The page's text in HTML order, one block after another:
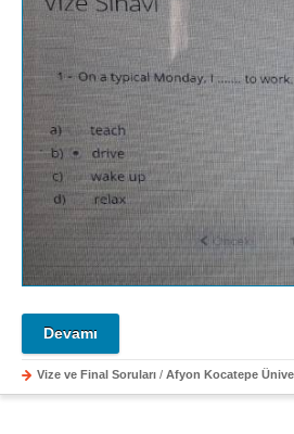
Devamı
Vize ve Final Soruları / Afyon Kocatepe